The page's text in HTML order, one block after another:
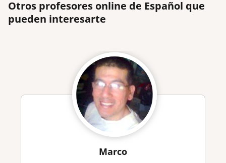
Otros profesores online de Español que
pueden interesarte
Marco